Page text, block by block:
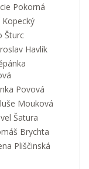
Pokorná
Kopecký
Šturc
Havlík
Povová
Mouková
Šatura
Brychta
Pliščinská